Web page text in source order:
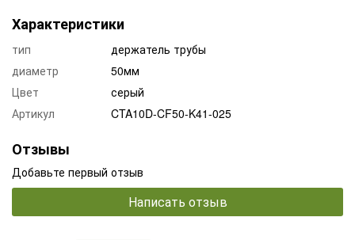
Характеристики
тип
держатель трубы
диаметр
50мм
Цвет
серый
Артикул
CTA10D-CF50-K41-025
Отзывы
Добавьте первый отзыв
Написать отзыв